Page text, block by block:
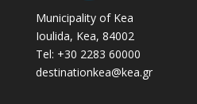
Municipality of Kea
Ioulida, Kea, 84002
Tel: +30 2283 60000
destinationkea@kea.gr